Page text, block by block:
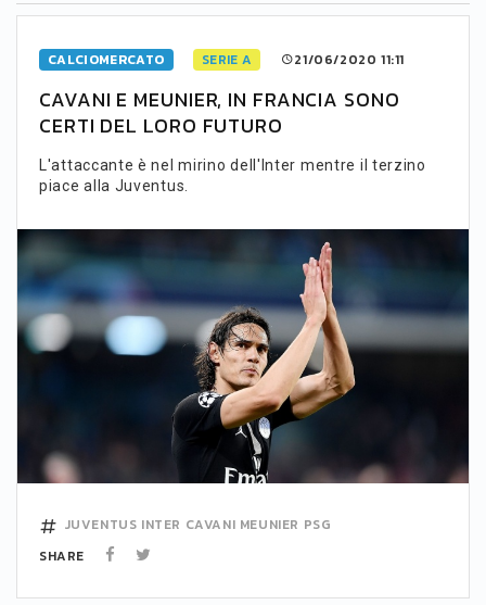
CALCIOMERCATO SERIE A 21/06/2020 11:11
CAVANI E MEUNIER, IN FRANCIA SONO
CERTI DEL LORO FUTURO
L'attaccante è nel mirino dell'Inter mentre il terzino
piace alla Juventus.
JUVENTUS INTER CAVANI MEUNIER PSG
SHARE